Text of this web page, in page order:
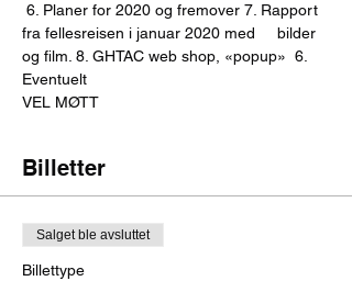
6. Planer for 2020 og fremover 7. Rapport
fra fellesreisen i januar 2020 med     bilder
og film. 8. GHTAC web shop, «popup»  6.
Eventuelt
VEL MØTT
Billetter
Salget ble avsluttet
Billettype